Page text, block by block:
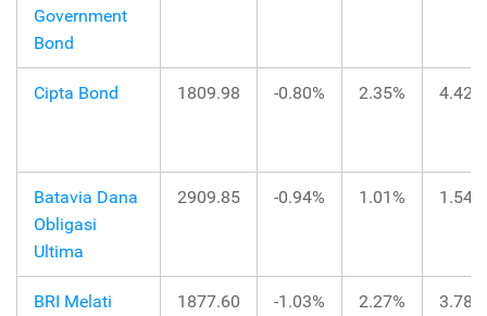
Government
Bond
Cipta Bond 1809.98 -0.80% 2.35% 4.42%
Batavia Dana
Obligasi
Ultima
2909.85 -0.94% 1.01% 1.54%
BRI Melati
1877.60 -1.03% 2.27% 3.78%